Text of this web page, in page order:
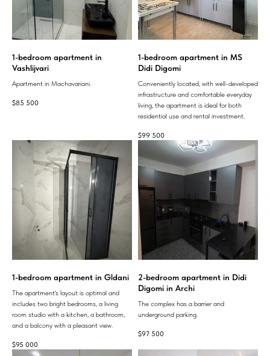
1-bedroom apartment in
Vashlijvari
Apartment in Machavariani.
$85 500
1-bedroom apartment in MS
Didi Digomi
Conveniently located, with well-developed
infrastructure and comfortable everyday
living, the apartment is ideal for both
residential use and rental investment.
$99 500
1-bedroom apartment in Gldani
The apartment's layout is optimal and
includes two bright bedrooms, a living
room studio with a kitchen, a bathroom,
and a balcony with a pleasant view.
$95 000
2-bedroom apartment in Didi
Digomi in Archi
The complex has a barrier and
underground parking.
$97 500